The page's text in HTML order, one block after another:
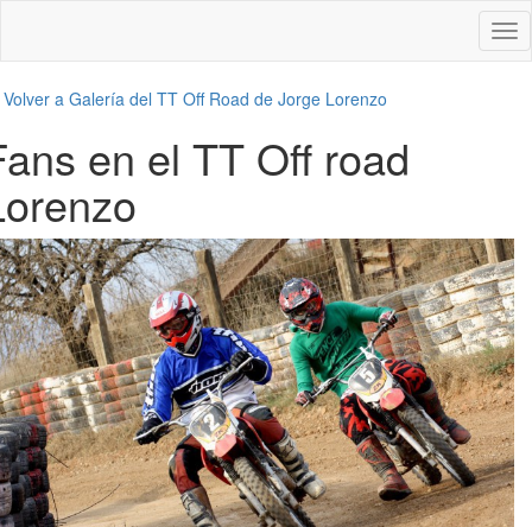
Volver a Galería del TT Off Road de Jorge Lorenzo
en el TT Off road